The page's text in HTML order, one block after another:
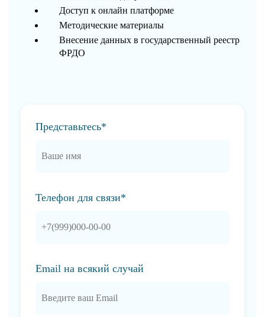
Доступ к онлайн платформе
Методические материалы
Внесение данных в государственный реестр
ФРДО
Представьтесь*
Телефон для связи*
Email на всякий случай